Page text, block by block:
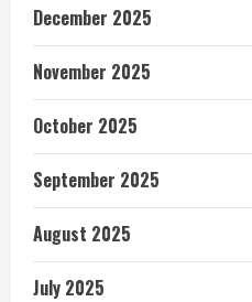
December 2025
November 2025
October 2025
September 2025
August 2025
July 2025